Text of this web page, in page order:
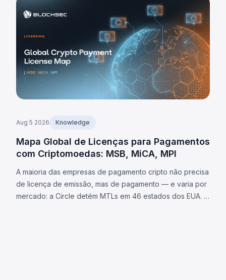
Aug 5 2026 Knowledge
Mapa Global de Licenças para Pagamentos
com Criptomoedas: MSB, MiCA, MPI
A maioria das empresas de pagamento cripto não precisa
de licença de emissão, mas de pagamento — e varia por
mercado: a Circle detém MTLs em 46 estados dos EUA. O